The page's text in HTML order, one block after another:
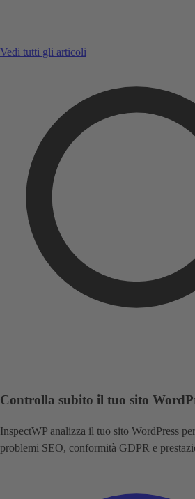
Vedi tutti gli articoli
Controlla subito il tuo sito
InspectWP analizza il tuo sito WordPress
problemi SEO, conformità GDPR e